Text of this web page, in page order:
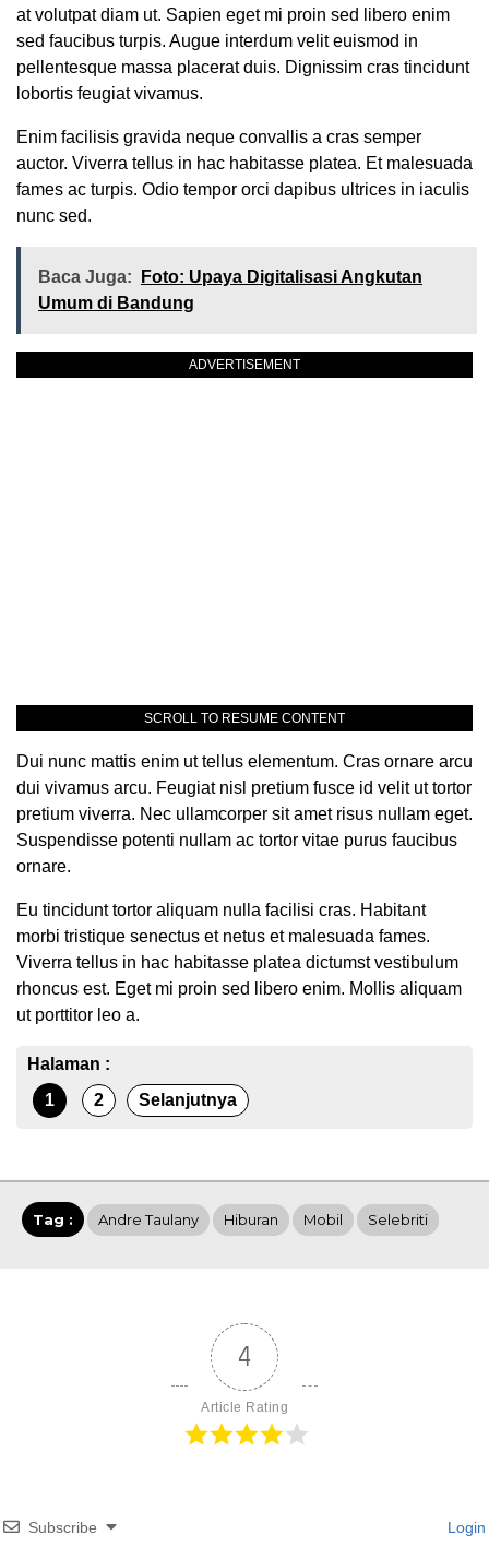
at volutpat diam ut. Sapien eget mi proin sed libero enim
sed faucibus turpis. Augue interdum velit euismod in
pellentesque massa placerat duis. Dignissim cras tincidunt
lobortis feugiat vivamus.
Enim facilisis gravida neque convallis a cras semper
auctor. Viverra tellus in hac habitasse platea. Et malesuada
fames ac turpis. Odio tempor orci dapibus ultrices in iaculis
nunc sed.
Baca Juga:
Foto: Upaya Digitalisasi Angkutan
Umum di Bandung
ADVERTISEMENT
SCROLL TO RESUME CONTENT
Dui nunc mattis enim ut tellus elementum. Cras ornare arcu
dui vivamus arcu. Feugiat nisl pretium fusce id velit ut tortor
pretium viverra. Nec ullamcorper sit amet risus nullam eget.
Suspendisse potenti nullam ac tortor vitae purus faucibus
ornare.
Eu tincidunt tortor aliquam nulla facilisi cras. Habitant
morbi tristique senectus et netus et malesuada fames.
Viverra tellus in hac habitasse platea dictumst vestibulum
rhoncus est. Eget mi proin sed libero enim. Mollis aliquam
ut porttitor leo a.
Halaman :
1
2 Selanjutnya
Tag : Andre Taulany Hiburan Mobil Selebriti
4
Article Rating
Subscribe Login